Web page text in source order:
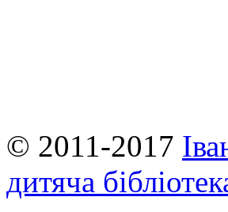
© 2011-2017
дитяча